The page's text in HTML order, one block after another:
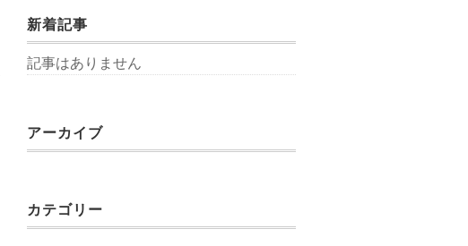
新着記事
記事はありません
アーカイブ
カテゴリー